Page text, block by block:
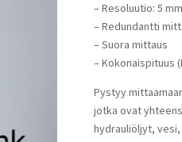
– Resoluutio: 5 mm
– Redundantti
– Suora mittaus
– Kokonaispituus
Pystyy
jotka ovat
hydrauliöljyt,